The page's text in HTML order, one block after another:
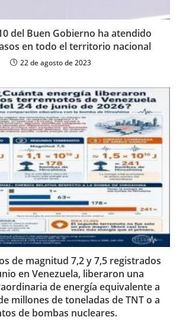
del Buen Gobierno ha atendido
en todo el territorio nacional
22 de agosto de 2023
de magnitud 7,2 y 7,5 registrados
en Venezuela, liberaron una
de energía equivalente a
millones de toneladas de TNT o a
de bombas nucleares.